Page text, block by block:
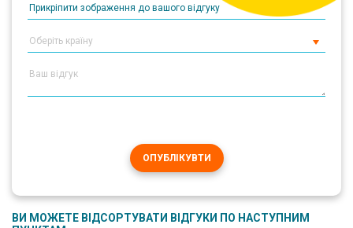
Прикріпити зображення до вашого відгуку
ОПУБЛІКУВТИ
ВИ МОЖЕТЕ ВІДСОРТУВАТИ ВІДГУКИ ПО НАСТУПНИМ